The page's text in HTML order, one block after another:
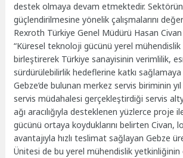
destek olmaya devam etmektedir.
güçlendirilmesine yönelik çalışmalarını
Rexroth Türkiye Genel Müdürü Hasan
“Küresel teknoloji gücünü yerel mühendislik
birleştirerek Türkiye sanayisinin verimlilik,
sürdürülebilirlik hedeflerine katkı
Gebze’de bulunan merkez servis biriminin
servis müdahalesi gerçekleştirdiği servis
ağı aracılığıyla desteklenen yüzlerce proje
gücünü ortaya koyduklarını belirten Civan,
avantajıyla hızlı teslimat sağlayan Gebze
Ünitesi de bu yerel mühendislik